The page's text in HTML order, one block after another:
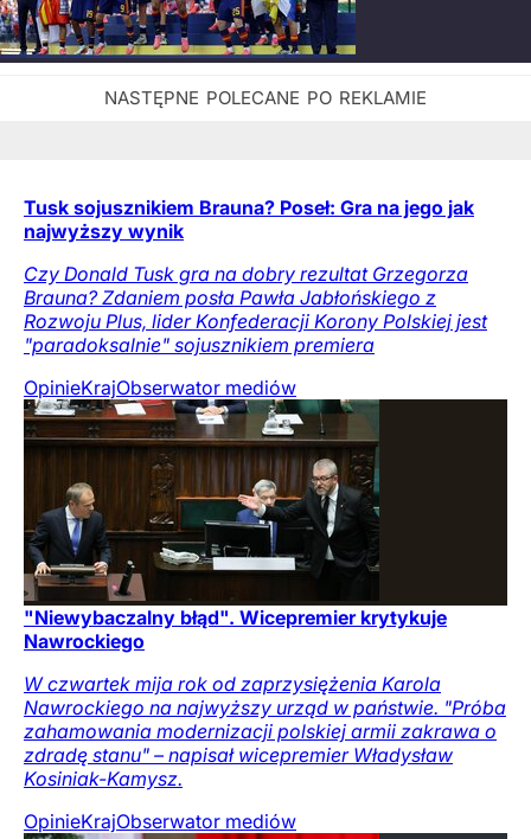
Tusk sojusznikiem Brauna? Poseł: Gra na jego jak
najwyższy wynik
Czy Donald Tusk gra na dobry rezultat Grzegorza
Brauna? Zdaniem posła Pawła Jabłońskiego z
Rozwoju Plus, lider Konfederacji Korony Polskiej jest
"paradoksalnie" sojusznikiem premiera
OpinieKrajObserwator mediów
"Niewybaczalny błąd". Wicepremier krytykuje
Nawrockiego
W czwartek mija rok od zaprzysiężenia Karola
Nawrockiego na najwyższy urząd w państwie. "Próba
zahamowania modernizacji polskiej armii zakrawa o
zdradę stanu" – napisał wicepremier Władysław
Kosiniak-Kamysz.
OpinieKrajObserwator mediów